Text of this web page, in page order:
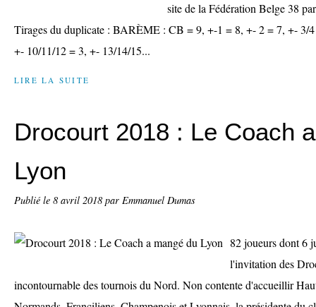
site de la Fédération Belge 38
Tirages du duplicate : BARÈME : CB = 9, +-1 = 8, +- 2 = 7, +- 3/
+- 10/11/12 = 3, +- 13/14/15...
LIRE LA SUITE
Drocourt 2018 : Le Coach
Lyon
Publié le 8 avril 2018 par Emmanuel Dumas
82 joueurs dont 6
l'invitation des
incontournable des tournois du Nord. Non contente d'accueillir